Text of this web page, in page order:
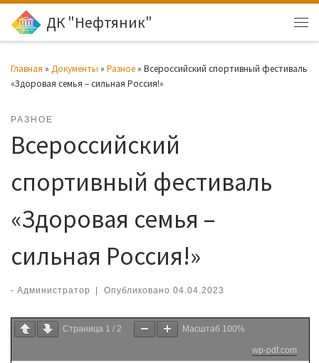
Перейти к содержимому
ДК "Нефтяник"
Главная » Документы » Разное » Всероссийский спортивный фестиваль
«Здоровая семья – сильная Россия!»
РАЗНОЕ
Всероссийский
спортивный фестиваль
«Здоровая семья –
сильная Россия!»
- Администратор Опубликовано 04.04.2023
Страница 1 / 2 Масштаб 100%
wp-pdf.com